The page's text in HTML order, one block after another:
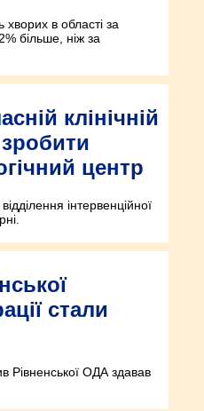
хворих в області за
більше, ніж за
клінічній
центр
інтервенційної
стали
Рівненської ОДА здавав